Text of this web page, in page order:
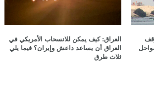
العراق: كيف يمكن للانسحاب الأمريكي في
العراق أن يساعد داعش وإيران؟ فيما يلي
ثلاث طرق